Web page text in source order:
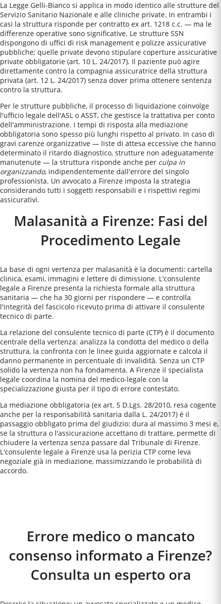
La Legge Gelli-Bianco si applica in modo identico alle strutture del
Servizio Sanitario Nazionale e alle cliniche private. In entrambi i
casi la struttura risponde per contratto ex art. 1218 c.c. — ma le
differenze operative sono significative. Le strutture SSN
dispongono di uffici di risk management e polizze assicurative
pubbliche; quelle private devono stipulare coperture assicurative
private obbligatorie (art. 10 L. 24/2017). Il paziente può agire
direttamente contro la compagnia assicuratrice della struttura
privata (art. 12 L. 24/2017) senza dover prima ottenere sentenza
contro la struttura.
Per le strutture pubbliche, il processo di liquidazione coinvolge
l'ufficio legale dell'ASL o ASST, che gestisce la trattativa per conto
dell'amministrazione. I tempi di risposta alla mediazione
obbligatoria sono spesso più lunghi rispetto al privato. In caso di
gravi carenze organizzative — liste di attesa eccessive che hanno
determinato il ritardo diagnostico, strutture non adeguatamente
manutenute — la struttura risponde anche per culpa in
organizzando, indipendentemente dall'errore del singolo
professionista. Un avvocato a Firenze imposta la strategia
considerando tutti i soggetti responsabili e i rispettivi regimi
assicurativi.
Malasanità a Firenze: Fasi del
Procedimento Legale
La base di ogni vertenza per malasanità è la documenti: cartella
clinica, esami, immagini e lettere di dimissione. L'consulente
legale a Firenze presenta la richiesta formale alla struttura
sanitaria — che ha 30 giorni per rispondere — e controlla
l'integrità del fascicolo ricevuto prima di attivare il consulente
tecnico di parte.
La relazione del consulente tecnico di parte (CTP) è il documento
centrale della vertenza: analizza la condotta del medico o della
struttura, la confronta con le linee guida aggiornate e calcola il
danno permanente in percentuale di invalidità. Senza un CTP
solido la vertenza non ha fondamenta. A Firenze il specialista
legale coordina la nomina del medico-legale con la
specializzazione giusta per il tipo di errore contestato.
La mediazione obbligatoria (ex art. 5 D.Lgs. 28/2010, resa cogente
anche per la responsabilità sanitaria dalla L. 24/2017) è il
passaggio obbligato prima del giudizio: dura al massimo 3 mesi e,
se la struttura o l'assicurazione accettano di trattare, permette di
chiudere la vertenza senza passare dal Tribunale di Firenze.
L'consulente legale a Firenze usa la perizia CTP come leva
negoziale già in mediazione, massimizzando le probabilità di
accordo.
Errore medico o mancato
consenso informato a Firenze?
Consulta un esperto ora